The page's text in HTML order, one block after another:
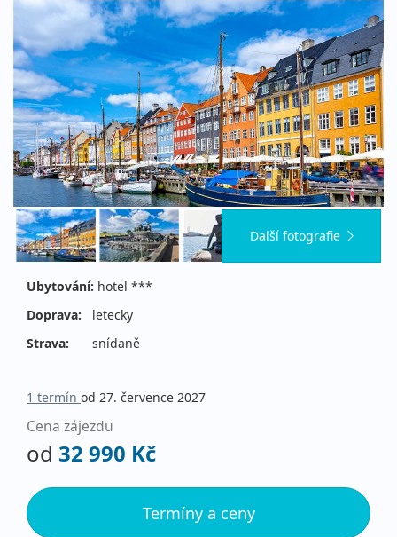
Další fotografie
Ubytování: hotel ***
Doprava:
letecky
Strava:
snídaně
1 termín od 27. července 2027
Cena zájezdu
od 32 990 Kč
Termíny a ceny